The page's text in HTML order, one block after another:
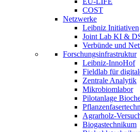
COST
Netzwerke
Leibniz Initiativen
Joint Lab KI &
Verbünde und
Forschungsinfrastruktur
Leibniz-InnoHof
Fieldlab für
Zentrale Analytik
Mikrobiomlabor
Pilotanlage
Agrarholz-
Biogastechnikum